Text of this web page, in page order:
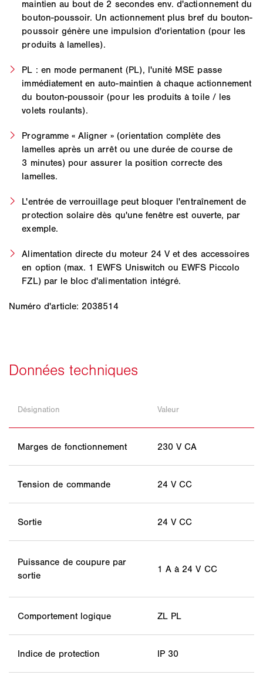
maintien au bout de 2 secondes env. d'actionnement du
bouton-poussoir. Un actionnement plus bref du bouton-
poussoir génère une impulsion d'orientation (pour les
produits à lamelles).
PL : en mode permanent (PL), l'unité MSE passe
immédiatement en auto-maintien à chaque actionnement
du bouton-poussoir (pour les produits à toile / les
volets roulants).
Programme « Aligner » (orientation complète des
lamelles après un arrêt ou une durée de course de
3 minutes) pour assurer la position correcte des
lamelles.
L'entrée de verrouillage peut bloquer l'entraînement de
protection solaire dès qu'une fenêtre est ouverte, par
exemple.
Alimentation directe du moteur 24 V et des accessoires
en option (max. 1 EWFS Uniswitch ou EWFS Piccolo
FZL) par le bloc d'alimentation intégré.
Numéro d'article: 2038514
Désignation Valeur
Marges de fonctionnement 230 V CA
Tension de commande 24 V CC
Sortie 24 V CC
Puissance de coupure par
sortie
1 A à 24 V CC
Comportement logique ZL PL
Indice de protection IP 30